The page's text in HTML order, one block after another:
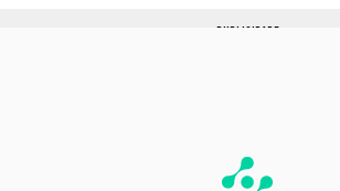
PUBLICIDADE